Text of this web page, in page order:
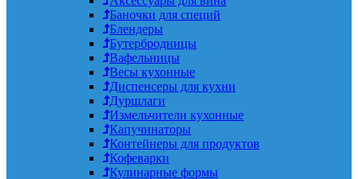
Баночки для специй
Блендеры
Бутербродницы
Вафельницы
Весы кухонные
Диспенсеры для кухни
Дуршлаги
Измельчители кухонные
Капучинаторы
Контейнеры для продуктов
Кофеварки
Кулинарные формы